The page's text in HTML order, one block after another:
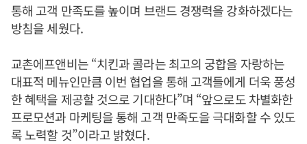
통해 고객 만족도를 높이며 브랜드 경쟁력을 강화하겠다는
방침을 세웠다.
교촌에프앤비는 “치킨과 콜라는 최고의 궁합을 자랑하는
대표적 메뉴인만큼 이번 협업을 통해 고객들에게 더욱 풍성
한 혜택을 제공할 것으로 기대한다”며 “앞으로도 차별화한
프로모션과 마케팅을 통해 고객 만족도을 극대화할 수 있도
록 노력할 것”이라고 밝혔다.